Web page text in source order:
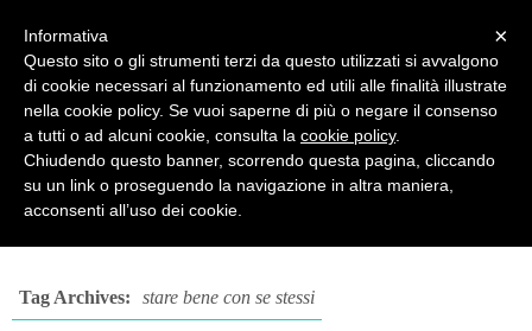
PSICOPRATICA
Psicologia del Benessere - di Anna Sari
Posts tagged "stare bene con se stessi"
Tag Archives: stare bene con se stessi
×
Informativa
Questo sito o gli strumenti terzi da questo utilizzati si avvalgono
di cookie necessari al funzionamento ed utili alle finalità illustrate
nella cookie policy. Se vuoi saperne di più o negare il consenso
a tutti o ad alcuni cookie, consulta la cookie policy.
Chiudendo questo banner, scorrendo questa pagina, cliccando
su un link o proseguendo la navigazione in altra maniera,
acconsenti all’uso dei cookie.